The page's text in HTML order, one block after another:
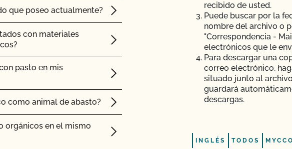
accedo a la información
de importación necesito?
cannabis certificado
fabricar productos de
que poseo actualmente?
con materiales
pasto en mis
como animal de abasto?
orgánicos en el mismo
recibido de usted.
Puede buscar por la
nombre del archivo o
"Correspondencia -
electrónicos que le
Para descargar una
correo electrónico,
situado junto al
guardará
descargas.
INGLÉS TODOS